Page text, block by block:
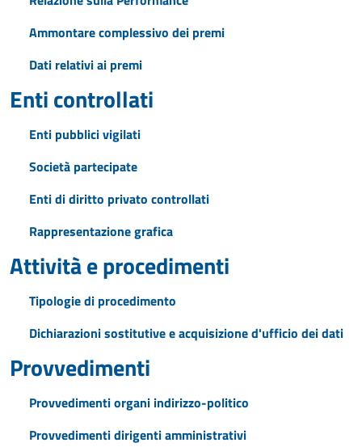
Ammontare complessivo dei premi
Dati relativi ai premi
Enti controllati
Enti pubblici vigilati
Società partecipate
Enti di diritto privato controllati
Rappresentazione grafica
Attività e procedimenti
Tipologie di procedimento
Dichiarazioni sostitutive e acquisizione d'ufficio dei dati
Provvedimenti
Provvedimenti organi indirizzo-politico
Provvedimenti dirigenti amministrativi